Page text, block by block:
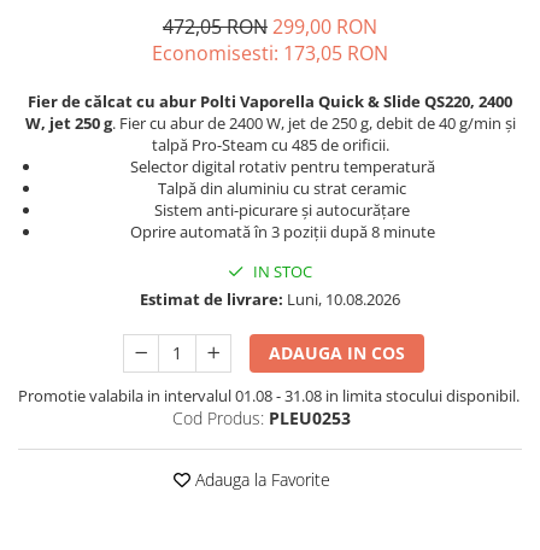
Cafea paduri ESE 44
Aparate de curatat cu abur
Curatator aburi
Solutii pentru plosnite
Accesorii & Consumabile
Accesorii statii de calcat
Accesorii curatatoare cu abur
Accesorii aspiratoare
Accesorii dispozitive profesionale
Carduri Cadou
Pachete & Oferte
472,05 RON299,00 RON
Economisesti: 173,05 RON
Fier de călcat cu abur Polti Vaporella Quick & Slide QS220, 2400
W, jet 250 g. Fier cu abur de 2400 W, jet de 250 g, debit de 40 g/min și
talpă Pro-Steam cu 485 de orificii.
Selector digital rotativ pentru temperatură
Talpă din aluminiu cu strat ceramic
Sistem anti-picurare și autocurățare
Oprire automată în 3 poziții după 8 minute
IN STOC
Estimat de livrare: Luni, 10.08.2026
ADAUGA IN COS
Promotie valabila in intervalul 01.08 - 31.08 in limita stocului disponibil.
Cod Produs: PLEU0253
Adauga la Favorite